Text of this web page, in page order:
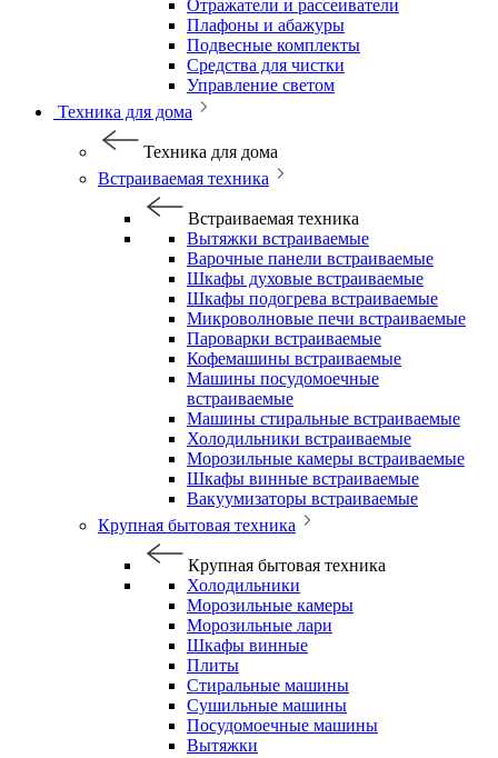
Отражатели и рассеиватели
Плафоны и абажуры
Подвесные комплекты
Средства для чистки
Управление светом
Техника для дома
Техника для дома
Встраиваемая техника
Встраиваемая техника
Вытяжки встраиваемые
Варочные панели встраиваемые
Шкафы духовые встраиваемые
Шкафы подогрева встраиваемые
Микроволновые печи встраиваемые
Пароварки встраиваемые
Кофемашины встраиваемые
Машины посудомоечные
встраиваемые
Машины стиральные встраиваемые
Холодильники встраиваемые
Морозильные камеры встраиваемые
Шкафы винные встраиваемые
Вакуумизаторы встраиваемые
Крупная бытовая техника
Крупная бытовая техника
Холодильники
Морозильные камеры
Морозильные лари
Шкафы винные
Плиты
Стиральные машины
Сушильные машины
Посудомоечные машины
Вытяжки